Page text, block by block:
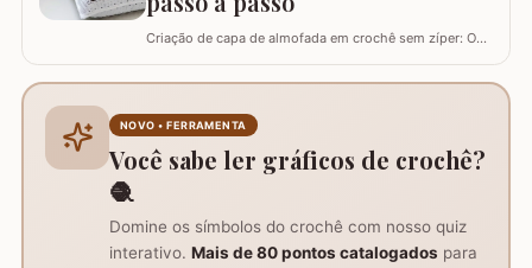
Criação de capa de almofada em crochê sem zíper: O
prática para lavar e versátil, usando crochê com fio de
Materiais necessários para o projeto: São
NOVO • FERRAMENTA
Você sabe ler gráficos de crochê?
🧶
Domine os símbolos do crochê com nosso quiz
interativo. Mais de 80 pontos catalogados para